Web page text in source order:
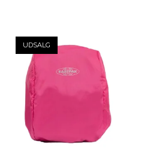
UDSALG